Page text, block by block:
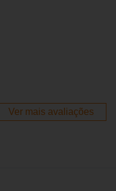
Ver mais avaliações